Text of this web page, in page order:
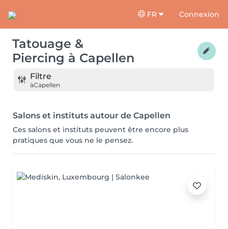
FR Connexion
Tatouage &
Piercing à Capellen
Filtre
àCapellen
Salons et instituts autour de Capellen
Ces salons et instituts peuvent être encore plus
pratiques que vous ne le pensez.